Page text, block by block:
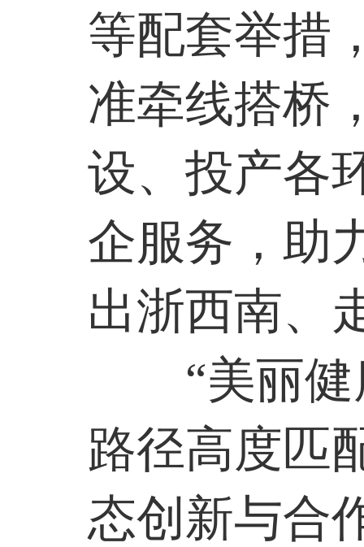
等配套举措
准牵线搭桥
设、投产各
企服务，助
出浙西南、
“美丽
路径高度匹
态创新与合